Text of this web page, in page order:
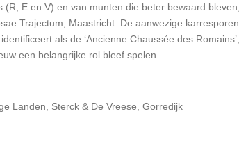
E en V) en van munten die beter bewaard bleven,
Trajectum, Maastricht. De aanwezige karresporen
als de ‘Ancienne Chaussée des Romains’,
een belangrijke rol bleef spelen.
Landen, Sterck & De Vreese, Gorredijk